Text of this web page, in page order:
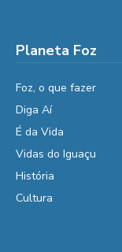
Planeta Foz
Foz, o que fazer
Diga Aí
É da Vida
Vidas do Iguaçu
História
Cultura